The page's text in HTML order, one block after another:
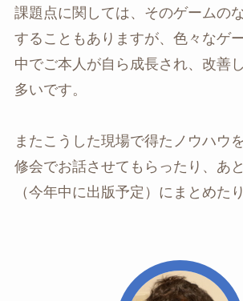
課題点に関しては、そのゲームの
することもありますが、色々なゲ
中でご本人が自ら成長され、改善
多いです。
またこうした現場で得たノウハウ
修会でお話させてもらったり、あ
（今年中に出版予定）にまとめた